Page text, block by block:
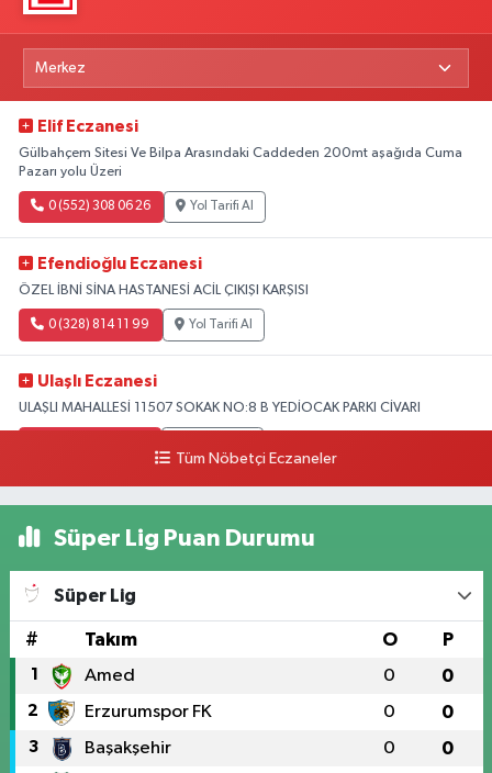
Elif Eczanesi
Gülbahçem Sitesi Ve Bilpa Arasındaki Caddeden 200mt aşağıda Cuma
Pazarı yolu Üzeri
0 (552) 308 06 26 Yol Tarifi Al
Efendioğlu Eczanesi
ÖZEL İBNİ SİNA HASTANESİ ACİL ÇIKIŞI KARŞISI
0 (328) 814 11 99 Yol Tarifi Al
Ulaşlı Eczanesi
ULAŞLI MAHALLESİ 11507 SOKAK NO:8 B YEDİOCAK PARKI CİVARI
Tüm Nöbetçi Eczaneler
Süper Lig Puan Durumu
Süper Lig
# Takım O P
1 Amed 0 0
2 Erzurumspor FK 0 0
3 Başakşehir 0 0